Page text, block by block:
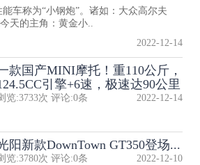
车称为“小钢炮”。诸如：大众高尔夫
天的主角：黄金小..
2022-12-14
款国产MINI摩托！重110公斤，
引擎+6速，极速达90公里
览:3733次 评论:0条 2022-12-14
阳新款DownTown GT350登场...
览:3780次 评论:0条 2022-12-10